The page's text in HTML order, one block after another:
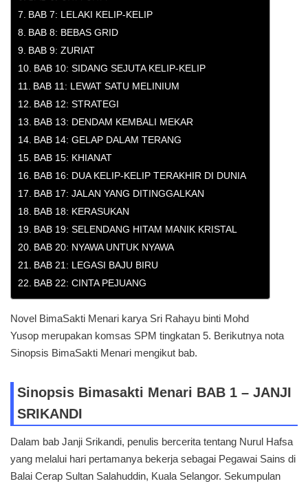
BAB 7: LELAKI KELIP-KELIP
BAB 8: BEBAS GRID
BAB 9: ZURIAT
BAB 10: SIDANG SEJUTA KELIP-KELIP
BAB 11: LEWAT SATU MELINIUM
BAB 12: STRATEGI
BAB 13: DENDAM KEMBALI MEKAR
BAB 14: GELAP DALAM TERANG
BAB 15: KHIANAT
BAB 16: DUA KELIP-KELIP TERAKHIR DI DUNIA
BAB 17: JALAN YANG DITINGGALKAN
BAB 18: KERASUKAN
BAB 19: SELENDANG HITAM MANIK KRISTAL
BAB 20: NYAWA UNTUK NYAWA
BAB 21: LEGASI BAJU BIRU
BAB 22: CINTA PEJUANG
Novel BimaSakti Menari karya Sri Rahayu binti Mohd
Yusop merupakan komsas SPM tingkatan 5. Berikutnya nota
Sinopsis BimaSakti Menari mengikut bab.
Sinopsis Bimasakti Menari BAB 1 – JANJI
SRIKANDI
Dalam bab Janji Srikandi, penulis bercerita tentang Nurul Hafsa
yang melalui hari pertamanya bekerja sebagai Pegawai Sains di
Balai Cerap Sultan Salahuddin, Kuala Selangor. Sekumpulan